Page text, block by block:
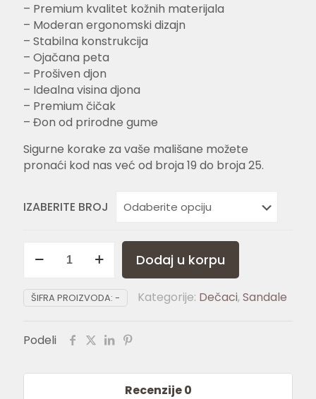
– Premium kvalitet kožnih materijala
– Moderan ergonomski dizajn
– Stabilna konstrukcija
– Ojačana peta
– Prošiven djon
– Idealna visina djona
– Premium čičak
– Đon od prirodne gume
Sigurne korake za vaše mališane možete
pronaći kod nas već od broja 19 do broja 25.
IZABERITE BROJ
02
Dodaj u korpu
ŠIFRA PROIZVODA: - Kategorije: Dečaci,Sandale
Podeli
Recenzije0